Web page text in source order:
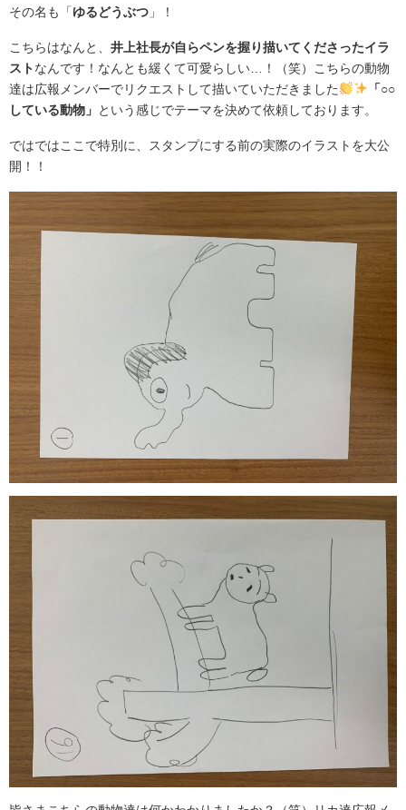
その名も「ゆるどうぶつ 」！
こちらはなんと、 井上社長が自らペンを握り描いてくださったイラ
ストなんです！なんとも緩くて可愛らしい…！（笑）こちらの動物
達は広報メンバーでリクエストして描いていただきました
「○○
している動物」 という感じでテーマを決めて依頼しております。
ではではここで特別に、スタンプにする前の実際のイラストを大公
開！！